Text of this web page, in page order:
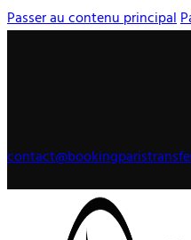
Passer au contenu principal